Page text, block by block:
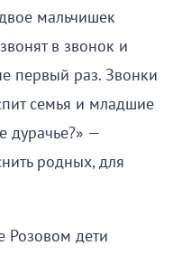
мальчишек
в звонок и
первый раз. Звонки
семья и младшие
дурачье?» —
родных, для
Розовом дети